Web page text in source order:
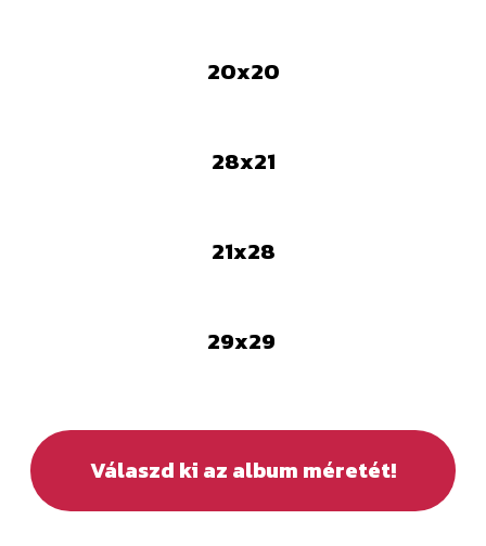
20x20
28x21
21x28
29x29
Válaszd ki az album méretét!